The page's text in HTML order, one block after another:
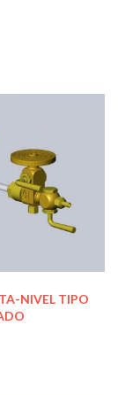
NIVEL TIPO